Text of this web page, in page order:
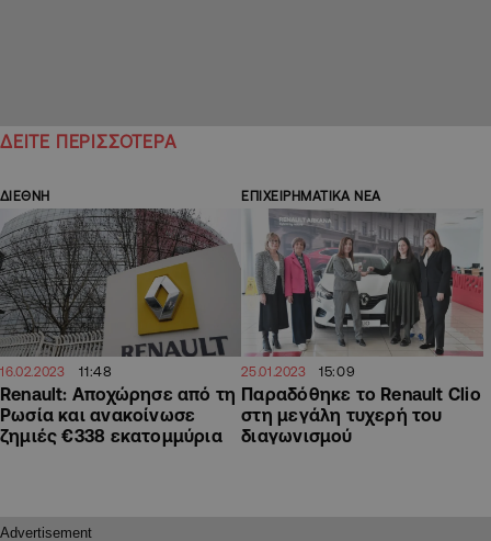
ΔΕΙΤΕ ΠΕΡΙΣΣΟΤΕΡΑ
ΔΙΕΘΝΗ
16.02.2023 11:48
Renault: Αποχώρησε από τη
Ρωσία και ανακοίνωσε
ζημιές €338 εκατομμύρια
ΕΠΙΧΕΙΡΗΜΑΤΙΚΑ ΝΕΑ
25.01.2023 15:09
Παραδόθηκε το Renault Clio
στη μεγάλη τυχερή του
διαγωνισμού